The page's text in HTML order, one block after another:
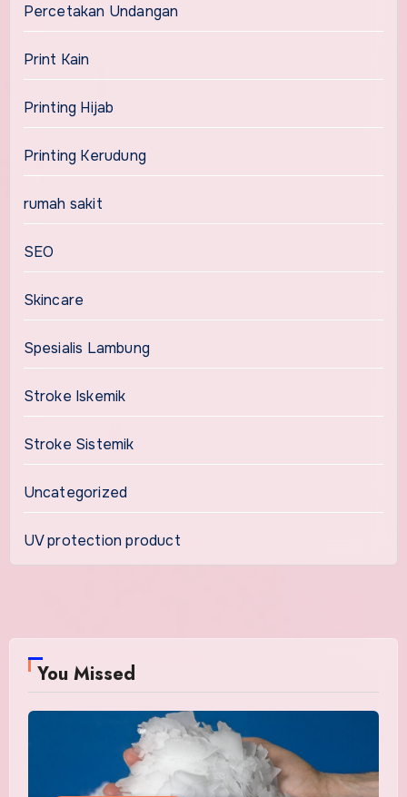
Percetakan Undangan
Print Kain
Printing Hijab
Printing Kerudung
rumah sakit
SEO
Skincare
Spesialis Lambung
Stroke Iskemik
Stroke Sistemik
Uncategorized
UV protection product
You Missed